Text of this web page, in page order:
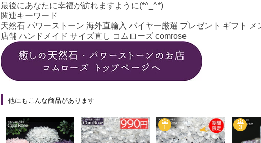
最後にあなたに幸福が訪れますように(*^_^*)
関連キーワード
天然石 パワーストーン 海外直輸入 バイヤー厳選 プレゼント ギフト
店舗 ハンドメイド サイズ直し コムローズ comrose
他にもこんな商品があります